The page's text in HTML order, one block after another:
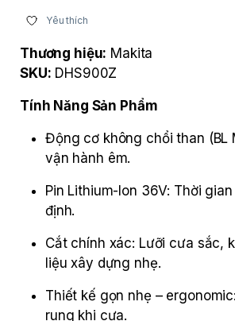
Yêu thích
Thương hiệu: Makita
SKU: DHS900Z
Tính Năng Sản Phẩm
Động cơ không chổi than (BL
vận hành êm.
Pin Lithium-Ion 36V: Thời
định.
Cắt chính xác: Lưỡi cưa sắc,
liệu xây dựng nhẹ.
Thiết kế gọn nhẹ –
rung khi cưa.